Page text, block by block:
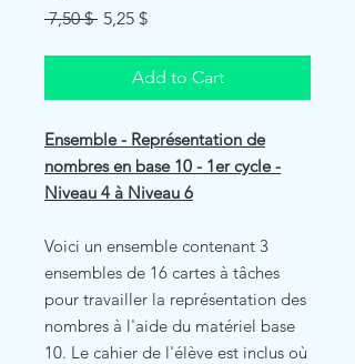
7,50 $ Regular
5,25 $Sale
Add to Cart
Ensemble - Représentation de
nombres en base 10 - 1er cycle -
Niveau 4 à Niveau 6
Voici un ensemble contenant 3
ensembles de 16 cartes à tâches
pour travailler la représentation des
nombres à l'aide du matériel base
10. Le cahier de l'élève est inclus où